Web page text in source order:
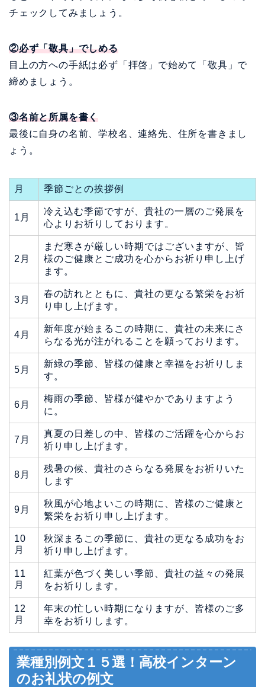
チェックしてみましょう。
②必ず「敬具」でしめる
目上の方への手紙は必ず「拝啓」で始めて「敬具」で
締めましょう。
③名前と所属を書く
最後に自身の名前、学校名、連絡先、住所を書きまし
ょう。
月 季節ごとの挨拶例
1月
冷え込む季節ですが、貴社の一層のご発展を
心よりお祈りしております。
2月
まだ寒さが厳しい時期ではございますが、皆
様のご健康とご成功を心からお祈り申し上げ
ます。
3月
春の訪れとともに、貴社の更なる繁栄をお祈
り申し上げます。
4月
新年度が始まるこの時期に、貴社の未来にさ
らなる光が注がれることを願っております。
5月
新緑の季節、皆様の健康と幸福をお祈りしま
す。
6月
梅雨の季節、皆様が健やかでありますよう
に。
7月
真夏の日差しの中、皆様のご活躍を心からお
祈り申し上げます。
8月
残暑の候、貴社のさらなる発展をお祈りいた
します
9月
秋風が心地よいこの時期に、皆様のご健康と
繁栄をお祈り申し上げます。
10
月
秋深まるこの季節に、貴社の更なる成功をお
祈り申し上げます。
11
月
紅葉が色づく美しい季節、貴社の益々の発展
をお祈りします。
12
月
年末の忙しい時期になりますが、皆様のご多
幸をお祈りします。
業種別例文１５選！高校インターン
のお礼状の例文